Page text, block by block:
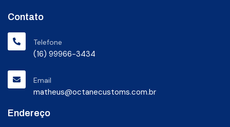
Contato
Telefone
(16) 99966-3434
Email
matheus@octanecustoms.com.br
Endereço